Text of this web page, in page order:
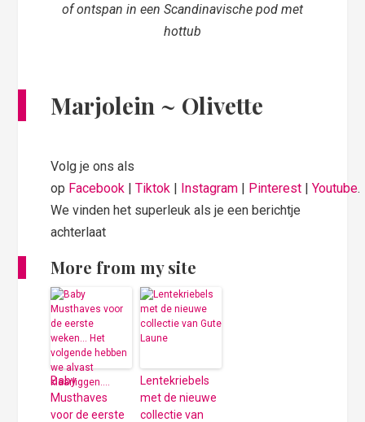
of ontspan in een Scandinavische pod met
hottub
Marjolein ~ Olivette
Volg je ons als
op Facebook |Tiktok | Instagram | Pinterest |Youtube.
We vinden het superleuk als je een berichtje
achterlaat
More from my site
Baby
Musthaves
voor de eerste
Lentekriebels
met de nieuwe
collectie van